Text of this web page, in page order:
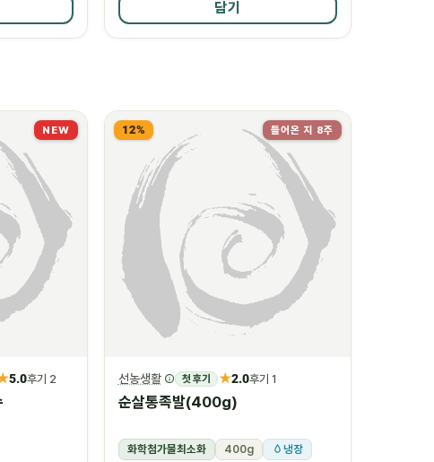
담기
NEW
5.0후기 2
들어온 지 8주
12%
선농생활 첫 후기 ★2.0후기 1
순살통족발(400g)
화학첨가물최소화 400g 냉장